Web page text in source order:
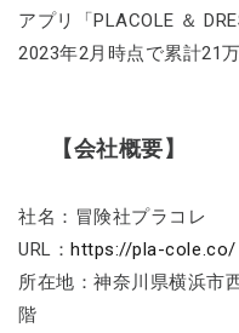
アプリ「PLACOLE ＆
2023年2月時点で累計21
【会社概要】
社名：冒険社プラコレ
URL：https://pla-cole.co/
所在地：神奈川県横浜市
階